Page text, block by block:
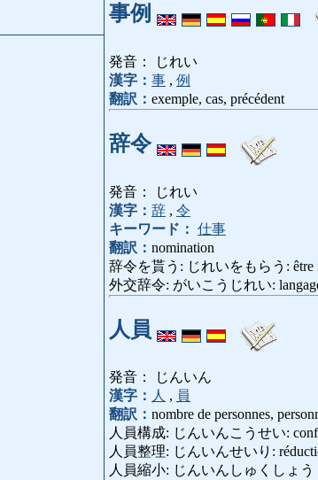
事例
発音： じれい
漢字： 事 , 例
翻訳： exemple, cas, précédent
辞令
発音： じれい
漢字： 辞 , 令
キーワード： 仕事
翻訳： nomination
辞令を貰う: じれいをもらう: être
外交辞令: がいこうじれい:
人員
発音： じんいん
漢字： 人 , 員
翻訳： nombre de personnes,
人員構成: じんいんこうせい:
人員整理: じんいんせいり:
人員縮小: じんいんしゅくしょう